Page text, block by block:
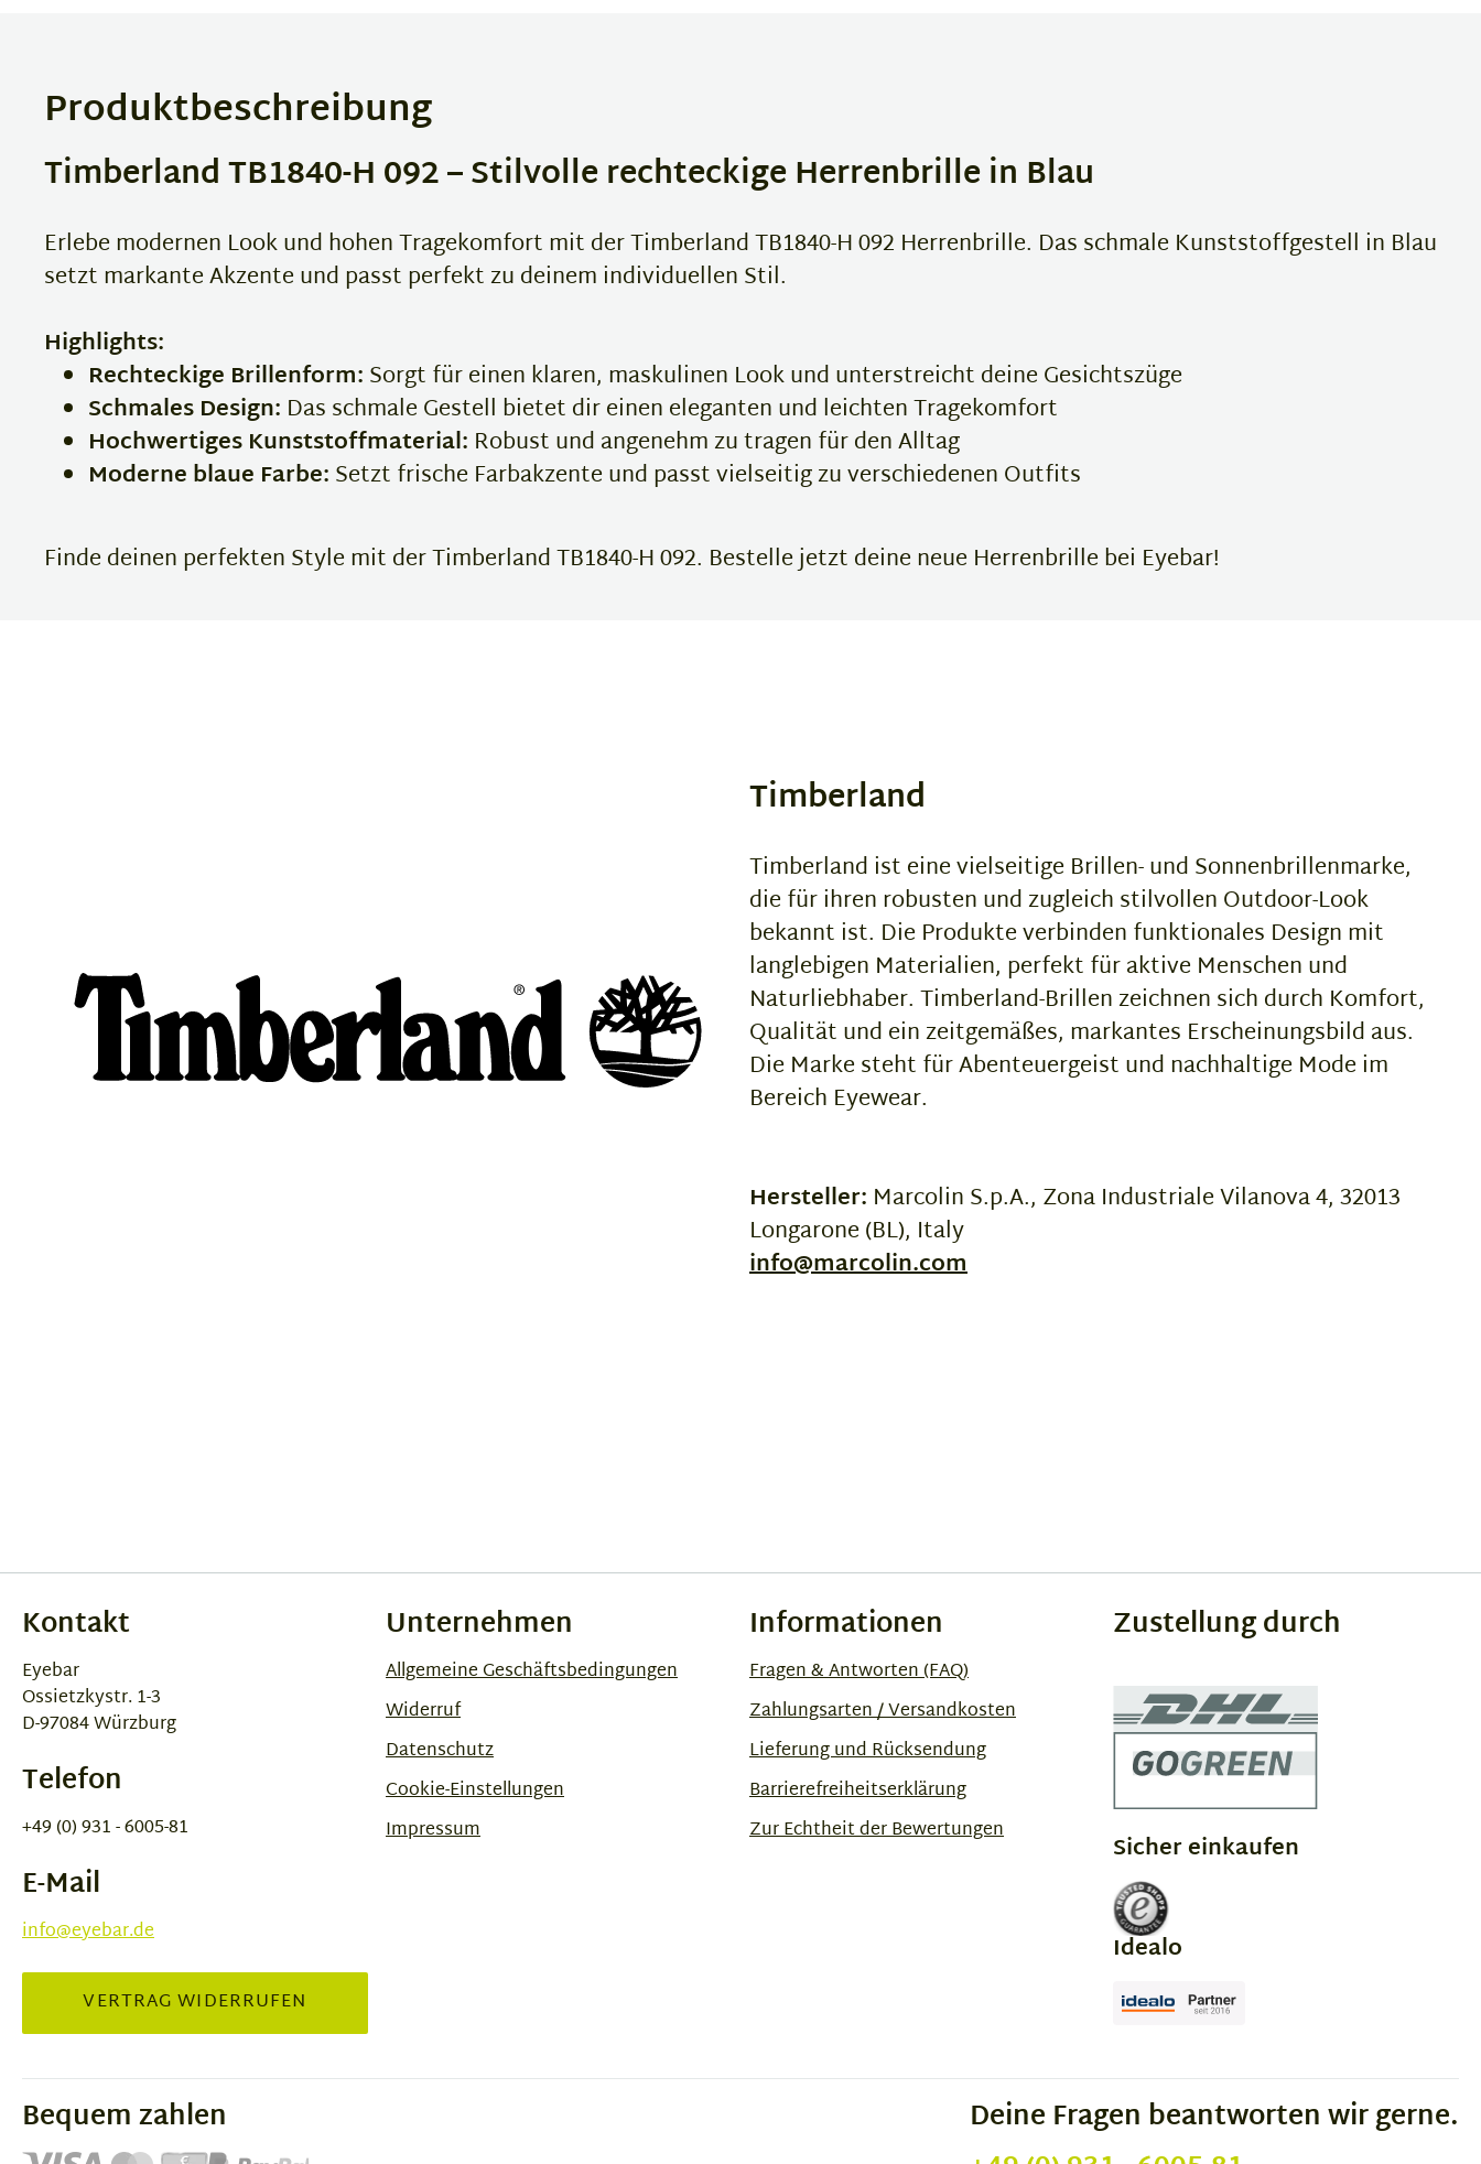
Produktbeschreibung
Timberland TB1840-H 092 – Stilvolle rechteckige Herrenbrille in Blau
Erlebe modernen Look und hohen Tragekomfort mit der Timberland TB1840-H 092 Herrenbrille. Das schmale Kunststoffgestell in Blau
setzt markante Akzente und passt perfekt zu deinem individuellen Stil.
Highlights:
Rechteckige Brillenform:Sorgt für einen klaren, maskulinen Look und unterstreicht deine Gesichtszüge
Schmales Design: Das schmale Gestell bietet dir einen eleganten und leichten Tragekomfort
Hochwertiges Kunststoffmaterial: Robust und angenehm zu tragen für den Alltag
Moderne blaue Farbe:Setzt frische Farbakzente und passt vielseitig zu verschiedenen Outfits
Finde deinen perfekten Style mit der Timberland TB1840-H 092. Bestelle jetzt deine neue Herrenbrille bei Eyebar!
Timberland
Timberland ist eine vielseitige Brillen- und Sonnenbrillenmarke,
die für ihren robusten und zugleich stilvollen Outdoor-Look
bekannt ist. Die Produkte verbinden funktionales Design mit
langlebigen Materialien, perfekt für aktive Menschen und
Naturliebhaber. Timberland-Brillen zeichnen sich durch Komfort,
Qualität und ein zeitgemäßes, markantes Erscheinungsbild aus.
Die Marke steht für Abenteuergeist und nachhaltige Mode im
Bereich Eyewear.
Hersteller: Marcolin S.p.A., Zona Industriale Vilanova 4, 32013
Longarone (BL), Italy
info@marcolin.com
Kontakt
Eyebar
Ossietzkystr. 1-3
D-97084 Würzburg
Telefon
+49 (0) 931 - 6005-81
E-Mail
info@eyebar.de
VERTRAG WIDERRUFEN
Unternehmen
Allgemeine Geschäftsbedingungen
Widerruf
Datenschutz
Cookie-Einstellungen
Impressum
Informationen
Fragen & Antworten (FAQ)
Zahlungsarten / Versandkosten
Lieferung und Rücksendung
Barrierefreiheitserklärung
Zur Echtheit der Bewertungen
Zustellung durch
Sicher einkaufen
Idealo
Bequem zahlen
Deine Fragen beantworten wir gerne.